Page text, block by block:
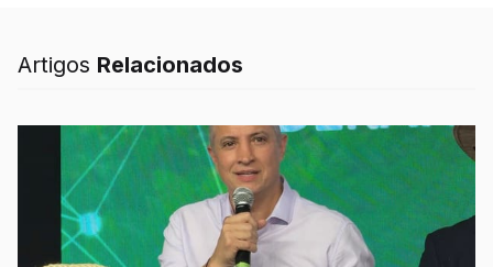
Artigos Relacionados